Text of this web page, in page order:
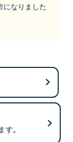
になりました
。